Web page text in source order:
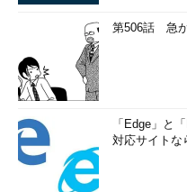
第506話 急
「Edge」と
対応サイトな